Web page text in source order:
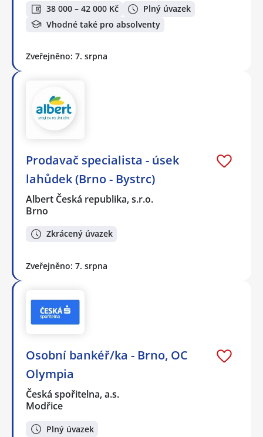
38 000 – 42 000 Kč
Plný úvazek
Vhodné také pro absolventy
Zveřejněno: 7. srpna
Prodavač specialista - úsek
lahůdek (Brno - Bystrc)
Albert Česká republika, s.r.o.
Brno
Zkrácený úvazek
Zveřejněno: 7. srpna
Osobní bankéř/ka - Brno, OC
Olympia
Česká spořitelna, a.s.
Modřice
Plný úvazek